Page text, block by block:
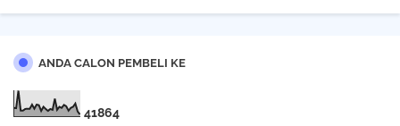
ANDA CALON PEMBELI KE
41864